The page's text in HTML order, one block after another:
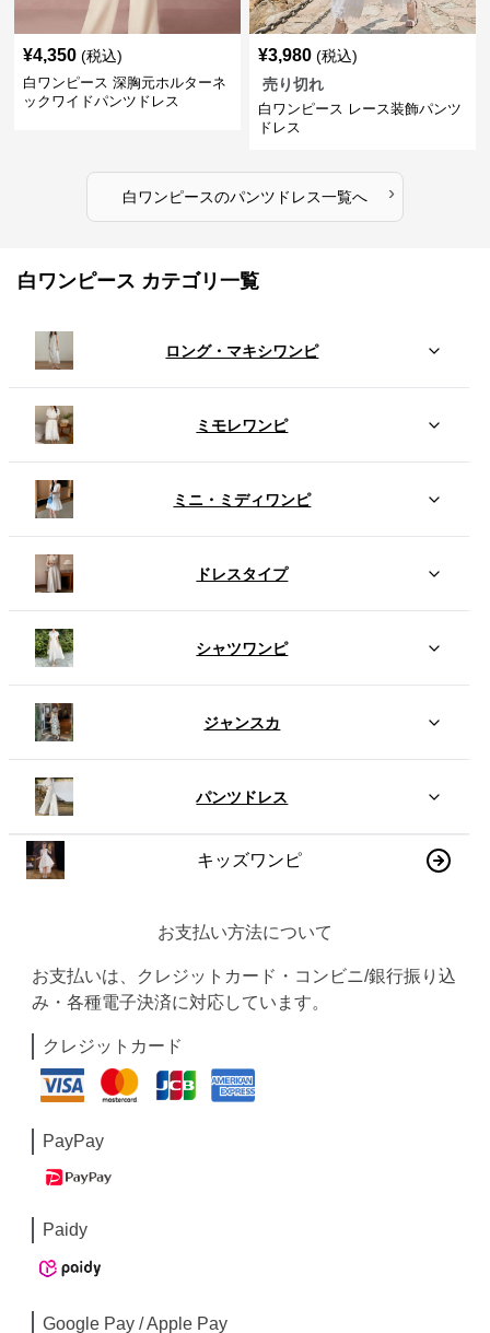
¥4,350 (税込)
白ワンピース 深胸元ホルターネ
ックワイドパンツドレス
¥3,980 (税込)
売り切れ
白ワンピース レース装飾パンツ
ドレス
白ワンピースのパンツドレス一覧へ ›
白ワンピース カテゴリ一覧
ロング・マキシワンピ
ミモレワンピ
ミニ・ミディワンピ
ドレスタイプ
シャツワンピ
ジャンスカ
パンツドレス
キッズワンピ
お支払い方法について
お支払いは、クレジットカード・コンビニ/銀行振り込
み・各種電子決済に対応しています。
クレジットカード
PayPay
Paidy
Google Pay / Apple Pay